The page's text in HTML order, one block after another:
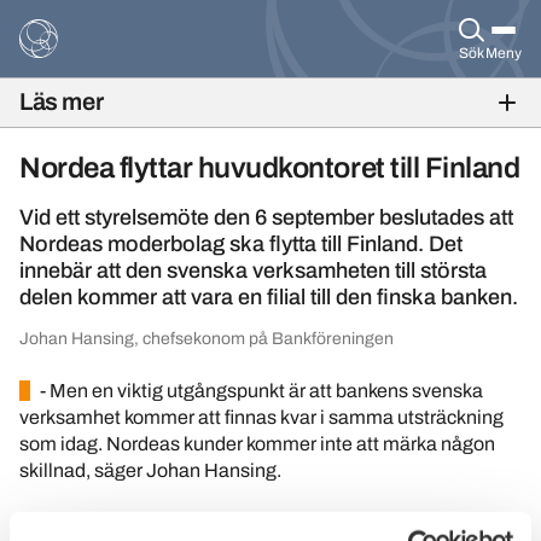
SökMeny
Nordea flyttar huvudkontoret till Finland
Vid ett styrelsemöte den 6 september beslutades att
Nordeas moderbolag ska flytta till Finland. Det
innebär att den svenska verksamheten till största
delen kommer att vara en filial till den finska banken.
Johan Hansing, chefsekonom på Bankföreningen
- Men en viktig utgångspunkt är att bankens svenska
verksamhet kommer att finnas kvar i samma utsträckning
som idag. Nordeas kunder kommer inte att märka någon
skillnad, säger Johan Hansing.
Läs mer